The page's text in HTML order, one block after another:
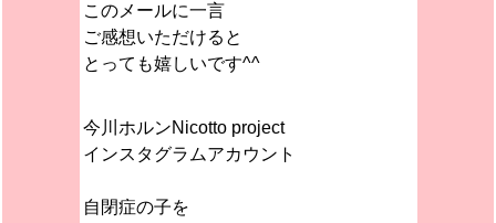
このメールに一言
ご感想いただけると
とっても嬉しいです^^
今川ホルンNicotto project
インスタグラムアカウント
自閉症の子を